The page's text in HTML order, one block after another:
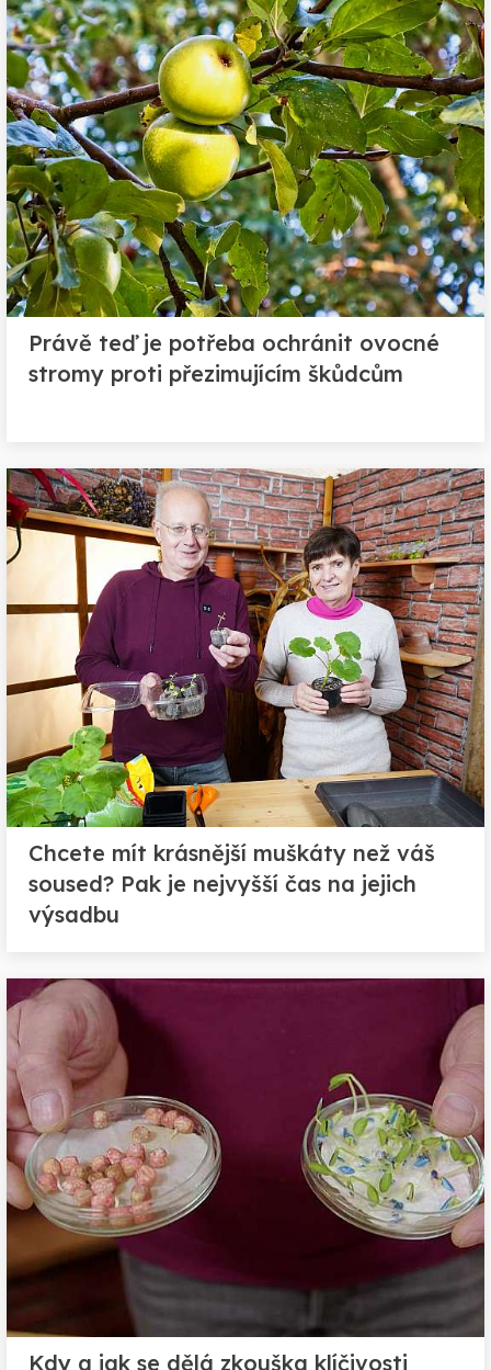
Právě teď je potřeba ochránit ovocné
stromy proti přezimujícím škůdcům
Chcete mít krásnější muškáty než váš
soused? Pak je nejvyšší čas na jejich
výsadbu
Kdy a jak se dělá zkouška klíčivosti